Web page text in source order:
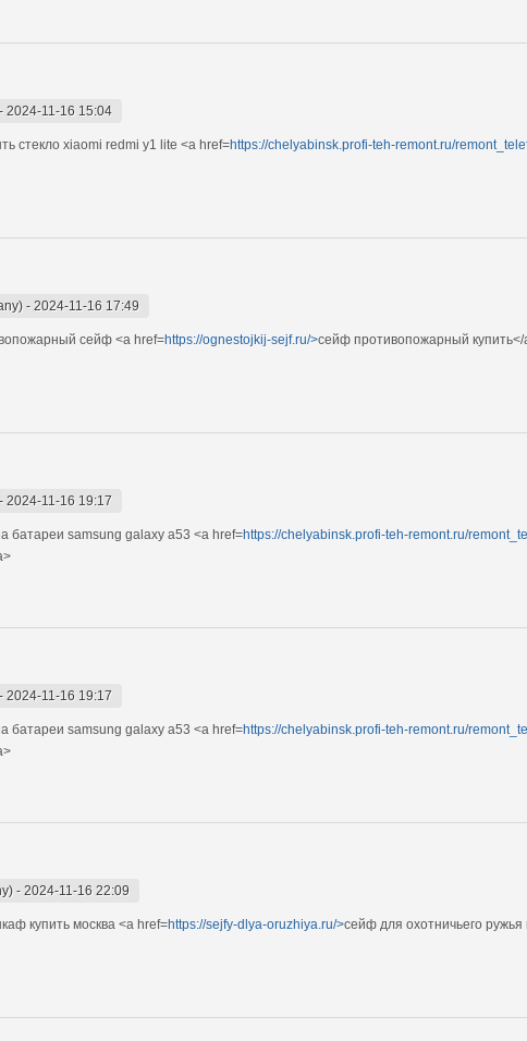
- 2024-11-16 15:04
стекло xiaomi redmi y1 lite <a href=https://chelyabinsk.profi-teh-remont.ru/
- 2024-11-16 17:49
сейф <a href=https://ognestojkij-sejf.ru/>сейф противопожарный купить</
- 2024-11-16 19:17
батареи samsung galaxy a53 <a href=https://chelyabinsk.profi-teh-remont.ru/
- 2024-11-16 19:17
батареи samsung galaxy a53 <a href=https://chelyabinsk.profi-teh-remont.ru/
- 2024-11-16 22:09
купить москва <a href=https://sejfy-dlya-oruzhiya.ru/>сейф для охотничьего ружья